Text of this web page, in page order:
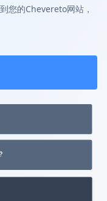
您的Chevereto网站，